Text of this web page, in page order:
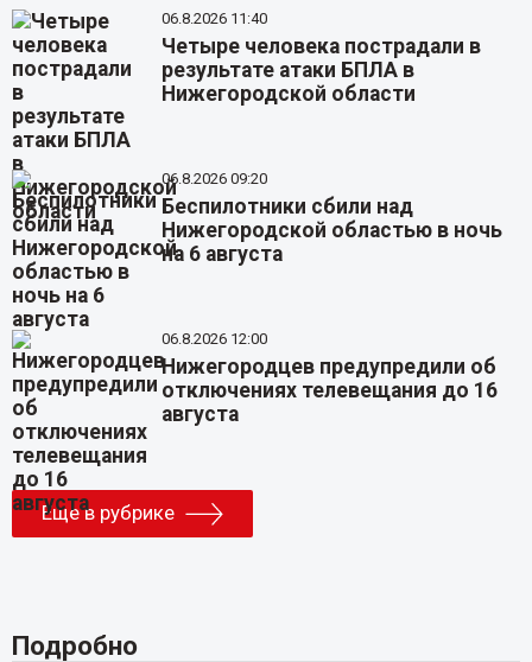
06.8.2026 11:40
Четыре человека пострадали в
результате атаки БПЛА в
Нижегородской области
06.8.2026 09:20
Беспилотники сбили над
Нижегородской областью в ночь
на 6 августа
06.8.2026 12:00
Нижегородцев предупредили об
отключениях телевещания до 16
августа
Еще в рубрике
Подробно